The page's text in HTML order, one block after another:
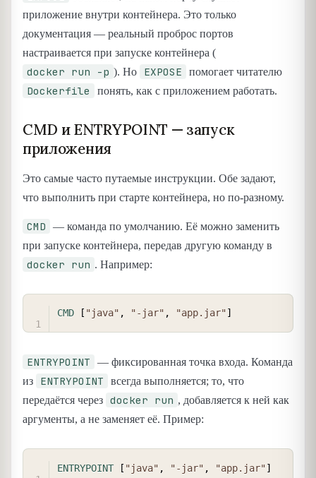
приложение внутри контейнера. Это только
документация — реальный проброс портов
настраивается при запуске контейнера (
docker run -p ). Но EXPOSE помогает читателю
Dockerfile понять, как с приложением работать.
CMD и ENTRYPOINT — запуск
приложения
Это самые часто путаемые инструкции. Обе задают,
что выполнить при старте контейнера, но по-разному.
CMD
— команда по умолчанию. Её можно заменить
при запуске контейнера, передав другую команду в
docker run . Например:
CMD [ "java" , "-jar" , "app.jar"]
ENTRYPOINT
— фиксированная точка входа. Команда
из
ENTRYPOINT
всегда выполняется; то, что
передаётся через docker run , добавляется к ней как
аргументы, а не заменяет её. Пример:
ENTRYPOINT [ "java" , "-jar" , "app.jar"]
COPY